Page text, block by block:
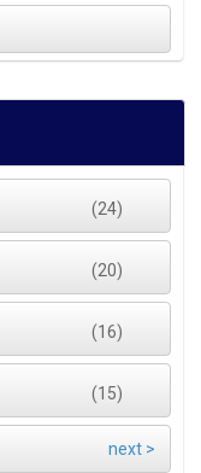
(24)
(20)
(16)
(15)
next >